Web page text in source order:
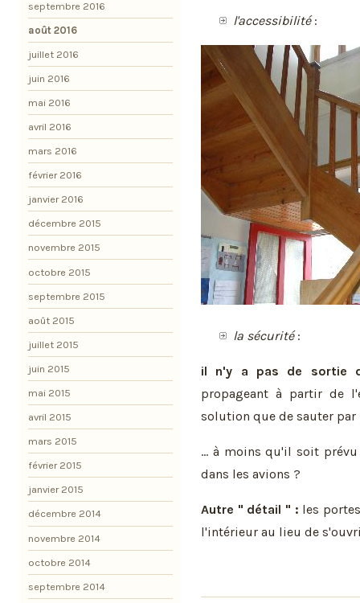
l'accessibilité:
la sécurité:
il n'y a pas de sortie
propageant à partir de
solution que de sauter
... à moins qu'il soit
dans les avions ?
Autre " détail " : les
l'intérieur au lieu de
septembre 2016
août 2016
juillet 2016
juin 2016
mai 2016
avril 2016
mars 2016
février 2016
janvier 2016
décembre 2015
novembre 2015
octobre 2015
septembre 2015
août 2015
juillet 2015
juin 2015
mai 2015
avril 2015
mars 2015
février 2015
janvier 2015
décembre 2014
novembre 2014
octobre 2014
septembre 2014